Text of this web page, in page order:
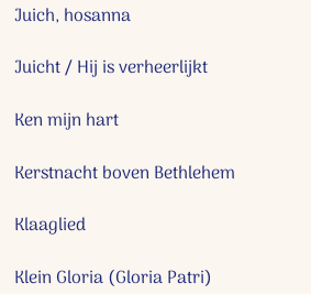
Juich, hosanna
Juicht / Hij is verheerlijkt
Ken mijn hart
Kerstnacht boven Bethlehem
Klaaglied
Klein Gloria (Gloria Patri)